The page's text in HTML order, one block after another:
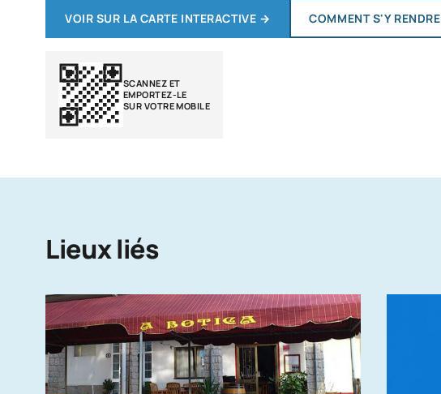
VOIR SUR LA CARTE INTERACTIVE → COMMENT S'Y RENDRE
SCANNEZ ET
EMPORTEZ-LE
SUR VOTRE MOBILE
Lieux liés